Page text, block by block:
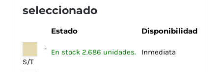
seleccionado
Estado Disponibilidad
-
S/T
En stock 2.686 unidades. Inmediata